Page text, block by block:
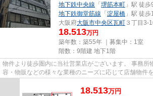
地下鉄中央線 「堺筋本町 」駅 徒歩
地下鉄御堂筋線 「淀屋橋 」駅 徒
大阪府大阪市中央区瓦町 ３丁目3-
18.513万円
築年数：築55年 ｜募集中： 1室
階数：9階建 地下1階
物件より徒歩圏内に当社営業店がございます。 事務所
容・物販などの様々な業種のニーズに応じて店舗物件
尚、弊社ではおとり広告は一切...
18.513万円